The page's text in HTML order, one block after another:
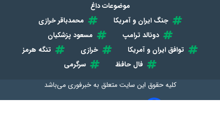
موضوعات داغ
جنگ ایران و آمریکا
محمدباقر خرازی
دونالد ترامپ
مسعود پزشکیان
توافق ایران و آمریکا
خرازی
تنگه هرمز
فال حافظ
سرگرمی
کلیه حقوق این سایت متعلق بهخبرفوری می‌باشد